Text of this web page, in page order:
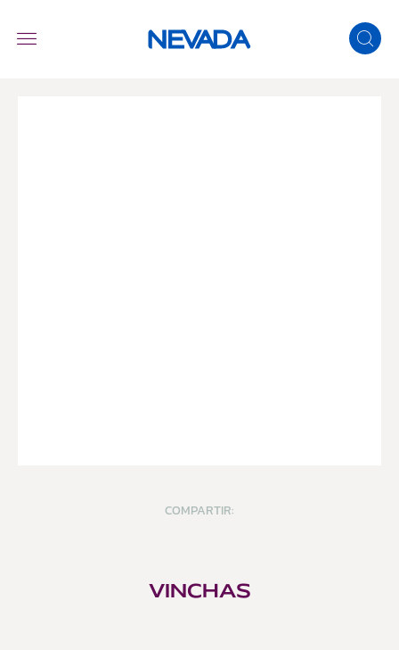
COMPARTIR:
VINCHAS